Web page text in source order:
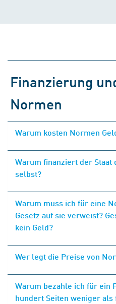
Finanzierung
Normen
Warum kosten Normen
Warum finanziert der
selbst?
Warum muss ich für eine
Gesetz auf sie verweist?
kein Geld?
Wer legt die Preise von
Warum bezahle ich für ein
hundert Seiten weniger